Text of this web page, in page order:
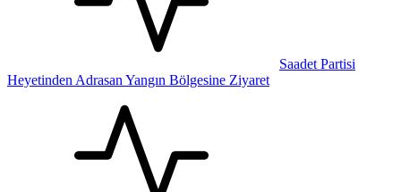
Saadet Partisi
Heyetinden Adrasan Yangın Bölgesine Ziyaret